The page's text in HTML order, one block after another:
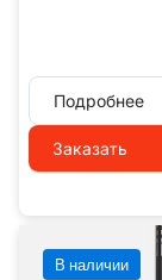
Подробнее
Заказать
В наличии